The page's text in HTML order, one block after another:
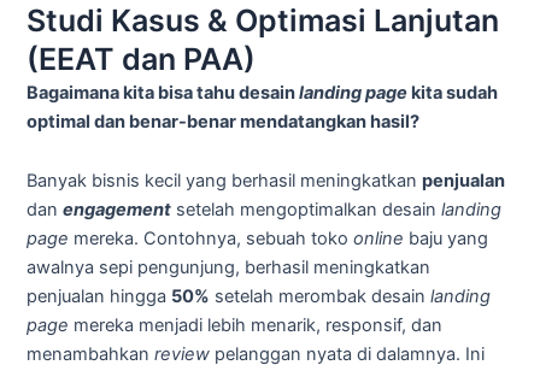
Studi Kasus & Optimasi Lanjutan
(EEAT dan PAA)
Bagaimana kita bisa tahu desainlanding pagekita sudah
optimal dan benar-benar mendatangkan hasil?
Banyak bisnis kecil yang berhasil meningkatkanpenjualan
danengagement setelah mengoptimalkan desainlanding
page mereka. Contohnya, sebuah tokoonline baju yang
awalnya sepi pengunjung, berhasil meningkatkan
penjualan hingga 50% setelah merombak desainlanding
page mereka menjadi lebih menarik, responsif, dan
menambahkanreview pelanggan nyata di dalamnya. Ini